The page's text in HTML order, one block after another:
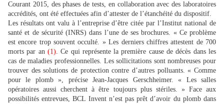
Courant 2015, des phases de tests, en collaboration avec des laboratoires
accrédités, ont été effectuées afin d’attester de l’étanchéité du dispositif.
Les résultats ont valu à l’entreprise d’être citée par l’Institut national de
santé et de sécurité (INRS) dans l’une de ses brochures. « Ce problème
est encore trop souvent occulté. » Les derniers chiffres attestent de 700
morts par an (1). Ce qui représente la première cause de décès dans les
cas de maladies professionnelles. Les sollicitations sont nombreuses pour
trouver des solutions de protection contre d’autres polluants. « Comme
pour le plomb », précise Jean-Jacques Gerschheimer. « Les salles
opératoires aussi cherchent à être toujours plus stériles. » Face aux
possibilités entrevues, BCL Invent n’est pas prêt d’avoir du plomb dans